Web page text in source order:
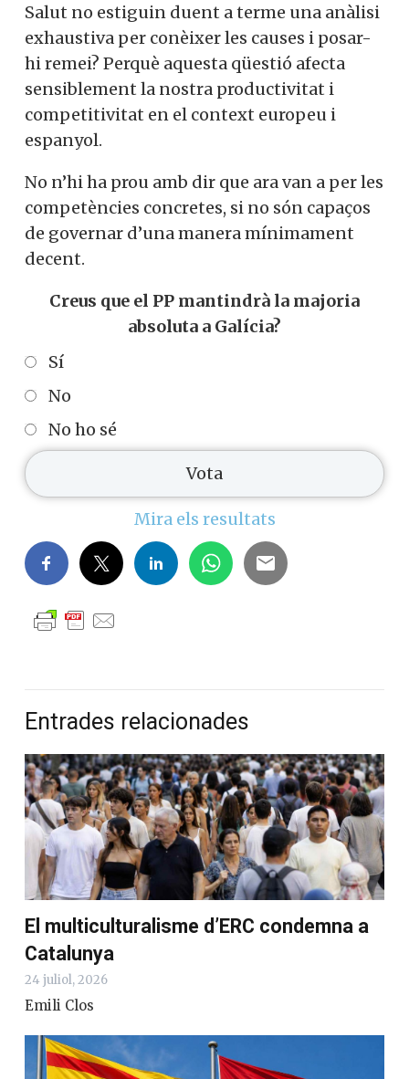
Salut no estiguin duent a terme una anàlisi
exhaustiva per conèixer les causes i posar-
hi remei? Perquè aquesta qüestió afecta
sensiblement la nostra productivitat i
competitivitat en el context europeu i
espanyol.
No n’hi ha prou amb dir que ara van a per les
competències concretes, si no són capaços
de governar d’una manera mínimament
decent.
Creus que el PP mantindrà la majoria
absoluta a Galícia?
Sí
No
No ho sé
Mira els resultats
Entrades relacionades
El multiculturalisme d’ERC condemna a
Catalunya
24 juliol, 2026
Emili Clos